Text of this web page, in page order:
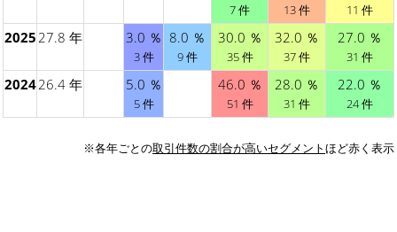
7 件 13 件 11 件
2025 27.8 年 3.0 ％
3 件
8.0 ％
9 件
30.0 ％
35 件
32.0 ％
37 件
27.0 ％
31 件
202426.4 年 5.0 ％
5 件
46.0 ％
51 件
28.0 ％
31 件
22.0 ％
24 件
※各年ごとの取引件数の割合が高いセグメントほど赤く表示